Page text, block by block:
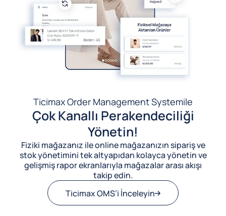
Ticimax Order Management Systemile
Çok Kanallı Perakendeciliği
Yönetin!
Fiziki mağazanız ile online mağazanızın sipariş ve
stok yönetimini tek altyapıdan kolayca yönetin ve
gelişmiş rapor ekranlarıyla mağazalar arası akışı
takip edin.
Ticimax OMS’i İnceleyin